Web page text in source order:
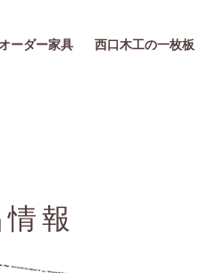
ーダー家具 西口木工の一枚板
報